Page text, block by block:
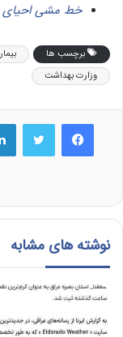
خط مشی احیای
برچسب ها
وزارت بهداشت
فیس بوک
نوشته های مشابه